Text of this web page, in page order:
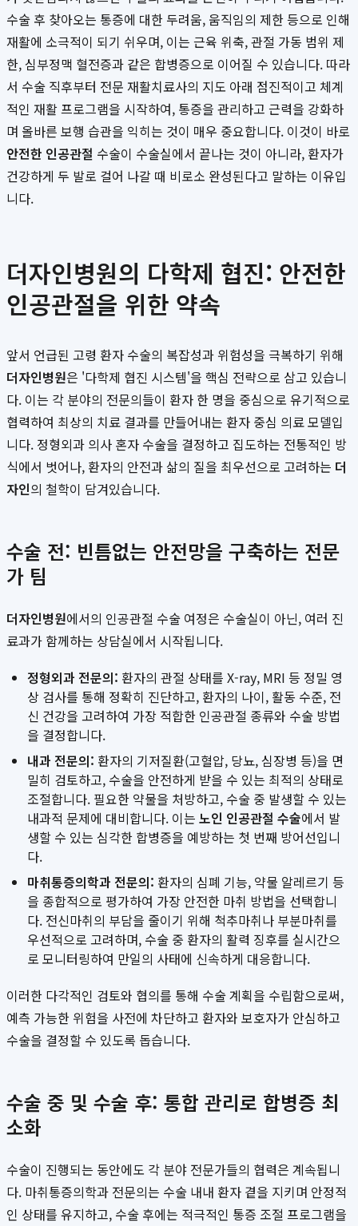
수술 후 찾아오는 통증에 대한 두려움, 움직임의 제한 등으로 인해
재활에 소극적이 되기 쉬우며, 이는 근육 위축, 관절 가동 범위 제
한, 심부정맥 혈전증과 같은 합병증으로 이어질 수 있습니다. 따라
서 수술 직후부터 전문 재활치료사의 지도 아래 점진적이고 체계
적인 재활 프로그램을 시작하여, 통증을 관리하고 근력을 강화하
며 올바른 보행 습관을 익히는 것이 매우 중요합니다. 이것이 바로
안전한 인공관절 수술이 수술실에서 끝나는 것이 아니라, 환자가
건강하게 두 발로 걸어 나갈 때 비로소 완성된다고 말하는 이유입
니다.
더자인병원의 다학제 협진: 안전한
인공관절을 위한 약속
앞서 언급된 고령 환자 수술의 복잡성과 위험성을 극복하기 위해
더자인병원은 '다학제 협진 시스템'을 핵심 전략으로 삼고 있습니
다. 이는 각 분야의 전문의들이 환자 한 명을 중심으로 유기적으로
협력하여 최상의 치료 결과를 만들어내는 환자 중심 의료 모델입
니다. 정형외과 의사 혼자 수술을 결정하고 집도하는 전통적인 방
식에서 벗어나, 환자의 안전과 삶의 질을 최우선으로 고려하는 더
자인의 철학이 담겨있습니다.
수술 전: 빈틈없는 안전망을 구축하는 전문
가 팀
더자인병원에서의 인공관절 수술 여정은 수술실이 아닌, 여러 진
료과가 함께하는 상담실에서 시작됩니다.
정형외과 전문의: 환자의 관절 상태를 X-ray, MRI 등 정밀 영
상 검사를 통해 정확히 진단하고, 환자의 나이, 활동 수준, 전
신 건강을 고려하여 가장 적합한 인공관절 종류와 수술 방법
을 결정합니다.
내과 전문의: 환자의 기저질환(고혈압, 당뇨, 심장병 등)을 면
밀히 검토하고, 수술을 안전하게 받을 수 있는 최적의 상태로
조절합니다. 필요한 약물을 처방하고, 수술 중 발생할 수 있는
내과적 문제에 대비합니다. 이는 노인 인공관절 수술에서 발
생할 수 있는 심각한 합병증을 예방하는 첫 번째 방어선입니
다.
마취통증의학과 전문의: 환자의 심폐 기능, 약물 알레르기 등
을 종합적으로 평가하여 가장 안전한 마취 방법을 선택합니
다. 전신마취의 부담을 줄이기 위해 척추마취나 부분마취를
우선적으로 고려하며, 수술 중 환자의 활력 징후를 실시간으
로 모니터링하여 만일의 사태에 신속하게 대응합니다.
이러한 다각적인 검토와 협의를 통해 수술 계획을 수립함으로써,
예측 가능한 위험을 사전에 차단하고 환자와 보호자가 안심하고
수술을 결정할 수 있도록 돕습니다.
수술 중 및 수술 후: 통합 관리로 합병증 최
소화
수술이 진행되는 동안에도 각 분야 전문가들의 협력은 계속됩니
다. 마취통증의학과 전문의는 수술 내내 환자 곁을 지키며 안정적
인 상태를 유지하고, 수술 후에는 적극적인 통증 조절 프로그램을